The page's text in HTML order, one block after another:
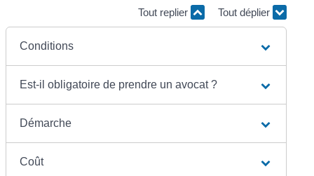
Tout replier Tout déplier
Conditions
Est-il obligatoire de prendre un avocat ?
Démarche
Coût